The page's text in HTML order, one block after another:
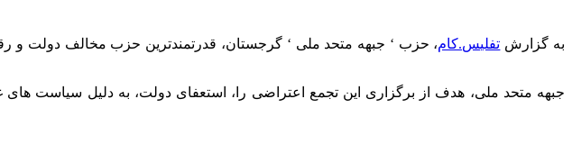
به گزارش تفلیس.کام
جبهه متحد ملی، هدف از برگزاری این تجمع اعتراضی را، استعفای دولت، به دلیل سیاست های